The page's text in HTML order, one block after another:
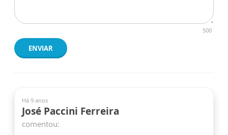
500
ENVIAR
Há 9 anos
José Paccini Ferreira
comentou: